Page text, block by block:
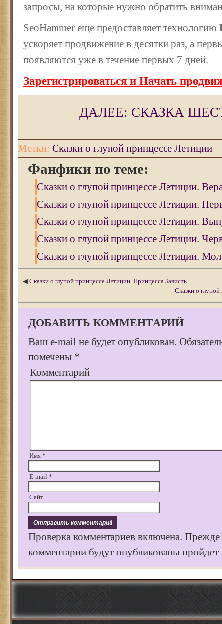
запросы, на которые нужно обратить
SeoHammer еще предоставляет технологию
ускоряет продвижение в десятки раз, а
появляются уже в течение первых 7 дней.
Зарегистрироваться и Начать
ДАЛЕЕ: СКАЗКА
Метки: Сказки о глупой принцессе Летиции
Фанфики по теме:
Сказки о глупой принцессе Летиции.
Сказки о глупой принцессе Летиции.
Сказки о глупой принцессе Летиции.
Сказки о глупой принцессе Летиции.
Сказки о глупой принцессе Летиции.
◀ Сказки о глупой принцессе Летиции. Принцесса Зависть
Сказки о
ДОБАВИТЬ КОММЕНТАРИЙ
Ваш e-mail не будет опубликован.
помечены *
Комментарий
Имя *
E-mail *
Сайт
Проверка комментариев включена.
комментарии будут опубликованы пройдет